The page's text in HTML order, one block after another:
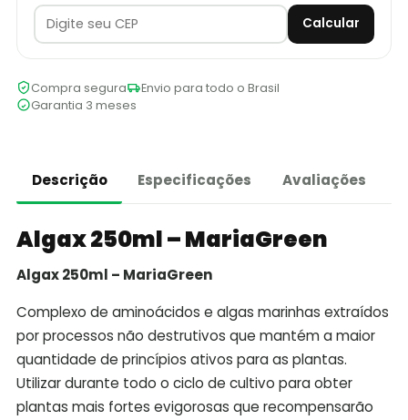
Calcular
Compra segura
Envio para todo o Brasil
Garantia 3 meses
Descrição Especificações Avaliações
Algax 250ml – MariaGreen
Algax 250ml – MariaGreen
Complexo de aminoácidos e algas marinhas extraídos
por processos não destrutivos que mantém a maior
quantidade de princípios ativos para as plantas.
Utilizar durante todo o ciclo de cultivo para obter
plantas mais fortes evigorosas que recompensarão